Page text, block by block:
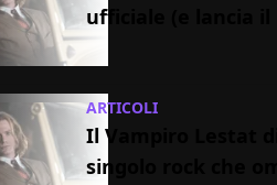
ufficiale (e lancia il
ARTICOLI
Il Vampiro Lestat
singolo rock che